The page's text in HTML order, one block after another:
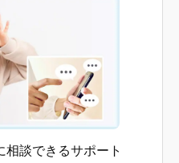
相談できるサポート